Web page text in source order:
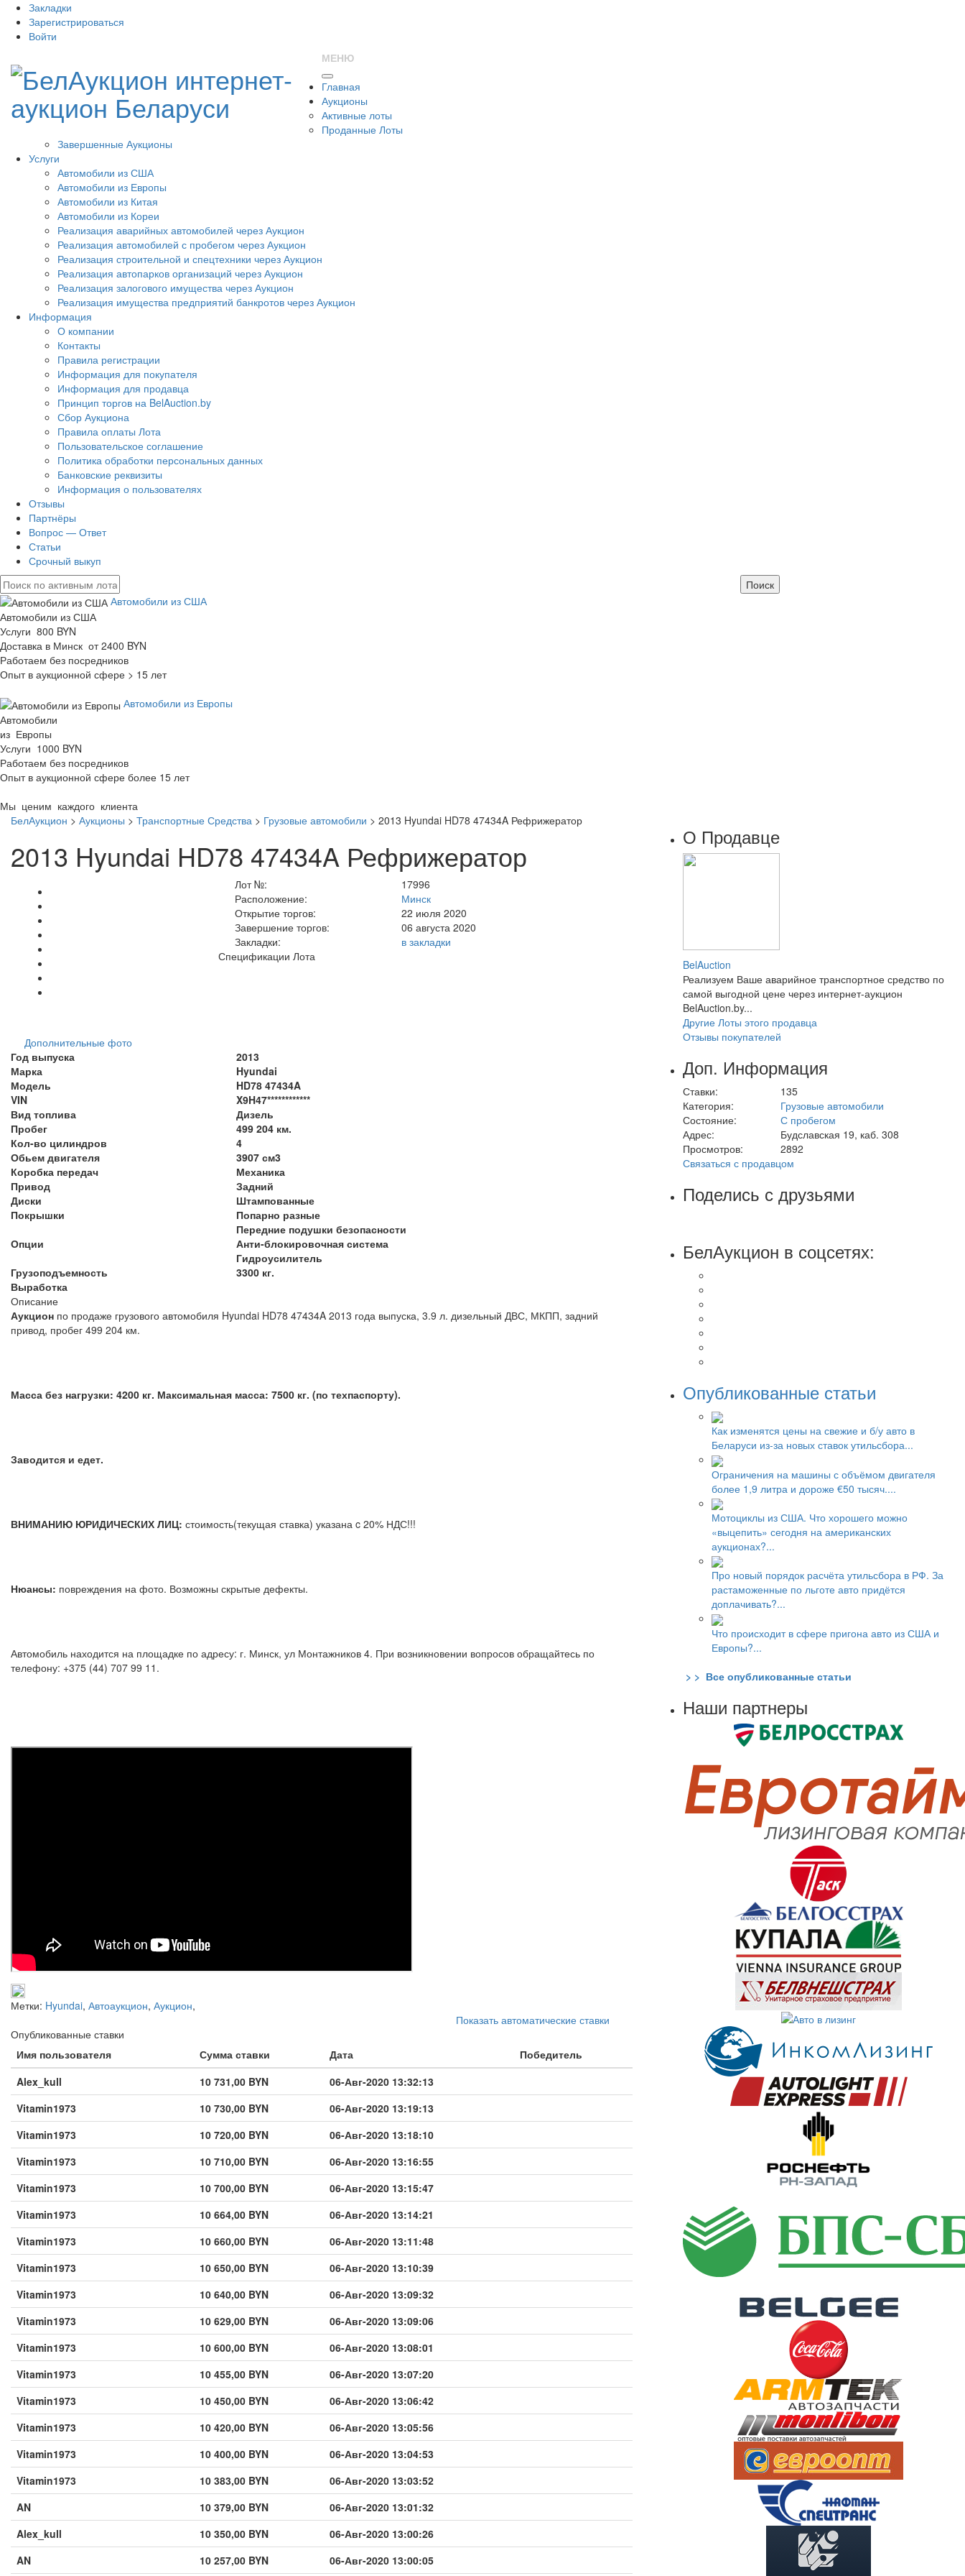
Закладки
Зарегистрироваться
Войти
МЕНЮ
Главная
Аукционы
Активные лоты
Проданные Лоты
Завершенные Аукционы
Услуги
Автомобили из США
Автомобили из Европы
Автомобили из Китая
Автомобили из Кореи
Реализация аварийных автомобилей через Аукцион
Реализация автомобилей с пробегом через Аукцион
Реализация строительной и спецтехники через Аукцион
Реализация автопарков организаций через Аукцион
Реализация залогового имущества через Аукцион
Реализация имущества предприятий банкротов через Аукцион
Информация
О компании
Контакты
Правила регистрации
Информация для покупателя
Информация для продавца
Принцип торгов на BelAuction.by
Сбор Аукциона
Правила оплаты Лота
Пользовательское соглашение
Политика обработки персональных данных
Банковские реквизиты
Информация о пользователях
Отзывы
Партнёры
Вопрос — Ответ
Статьи
Срочный выкуп
Автомобили из США
Автомобили из США
Услуги 800 BYN
Доставка в Минск от 2400 BYN
Работаем без посредников
Опыт в аукционной сфере > 15 лет
Автомобили из Европы
Автомобили
из Европы
Услуги 1000 BYN
Работаем без посредников
Опыт в аукционной сфере более 15 лет
Мы ценим каждого клиента
БелАукцион > Аукционы > Транспортные Средства > Грузовые автомобили > 2013 Hyundai HD78 47434A Рефрижератор
2013 Hyundai HD78 47434A Рефрижератор
Дополнительные фото
Лот №:
17996
Расположение:
Минск
Открытие торгов:
22 июля 2020
Завершение торгов:
06 августа 2020
Закладки:
в закладки
Спецификации Лота
Год выпуска
2013
Марка
Hyundai
Модель
HD78 47434A
VIN
X9H47************
Вид топлива
Дизель
Пробег
499 204 км.
Кол-во цилиндров
4
Обьем двигателя
3907 см3
Коробка передач
Механика
Привод
Задний
Диски
Штампованные
Покрышки
Попарно разные
Опции
Передние подушки безопасности
Анти-блокировочная система
Гидроусилитель
Грузоподъемность
3300 кг.
Выработка
Описание
Аукцион по продаже грузового автомобиля Hyundai HD78 47434A 2013 года выпуска, 3.9 л. дизельный ДВС, МКПП, задний
привод, пробег 499 204 км.
Масса без нагрузки: 4200 кг. Максимальная масса: 7500 кг. (по техпаспорту).
Заводится и едет.
ВНИМАНИЮ ЮРИДИЧЕСКИХ ЛИЦ: стоимость(текущая ставка) указана c 20% НДС!!!
Нюансы: повреждения на фото. Возможны скрытые дефекты.
Автомобиль находится на площадке по адресу: г. Минск, ул Монтажников 4. При возникновении вопросов обращайтесь по
телефону: +375 (44) 707 99 11.
Метки: Hyundai, Автоаукцион, Аукцион,
Показать автоматические ставки
Опубликованные ставки
Имя пользователя
Сумма ставки Дата
Победитель
Alex_kull
10 731,00 BYN
06-Авг-2020 13:32:13
Vitamin1973
10 730,00 BYN
06-Авг-2020 13:19:13
Vitamin1973
10 720,00 BYN
06-Авг-2020 13:18:10
Vitamin1973
10 710,00 BYN
06-Авг-2020 13:16:55
Vitamin1973
10 700,00 BYN
06-Авг-2020 13:15:47
Vitamin1973
10 664,00 BYN
06-Авг-2020 13:14:21
Vitamin1973
10 660,00 BYN
06-Авг-2020 13:11:48
Vitamin1973
10 650,00 BYN
06-Авг-2020 13:10:39
Vitamin1973
10 640,00 BYN
06-Авг-2020 13:09:32
Vitamin1973
10 629,00 BYN
06-Авг-2020 13:09:06
Vitamin1973
10 600,00 BYN
06-Авг-2020 13:08:01
Vitamin1973
10 455,00 BYN
06-Авг-2020 13:07:20
Vitamin1973
10 450,00 BYN
06-Авг-2020 13:06:42
Vitamin1973
10 420,00 BYN
06-Авг-2020 13:05:56
Vitamin1973
10 400,00 BYN
06-Авг-2020 13:04:53
Vitamin1973
10 383,00 BYN
06-Авг-2020 13:03:52
AN
10 379,00 BYN
06-Авг-2020 13:01:32
Alex_kull
10 350,00 BYN
06-Авг-2020 13:00:26
AN
10 257,00 BYN 06-Авг-2020 13:00:05
О Продавце
BelAuction
Реализуем Ваше аварийное транспортное средство по
самой выгодной цене через интернет-аукцион
BelAuction.by...
Другие Лоты этого продавца
Отзывы покупателей
Доп. Информация
Ставки:
135
Категория:
Грузовые автомобили
Состояние:
С пробегом
Адрес:
Будславская 19, каб. 308
Просмотров:
2892
Связаться с продавцом
Поделись с друзьями
БелАукцион в соцсетях:
Опубликованные статьи
Как изменятся цены на свежие и б/у авто в
Беларуси из-за новых ставок утильсбора...
Ограничения на машины с объёмом двигателя
более 1,9 литра и дороже €50 тысяч....
Мотоциклы из США. Что хорошего можно
«выцепить» сегодня на американских
аукционах?...
Про новый порядок расчёта утильсбора в РФ. За
растаможенные по льготе авто придётся
доплачивать?...
Что происходит в сфере пригона авто из США и
Европы?...
> > Все опубликованные статьи
Наши партнеры